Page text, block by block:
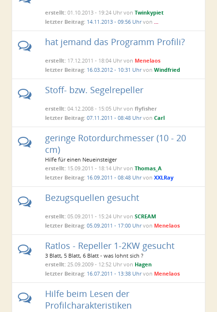
erstellt: 01.10.2013 - 19:24 Uhr vonTwinkypiet
letzter Beitrag: 14.11.2013 - 09:56 Uhrvon...
hat jemand das Programm Profili?
erstellt: 17.12.2011 - 18:04 Uhr von Menelaos
letzter Beitrag: 16.03.2012 - 10:31 UhrvonWindfried
Stoff- bzw. Segelrepeller
erstellt: 04.12.2008 - 15:05 Uhr vonflyfisher
letzter Beitrag: 07.11.2011 - 08:48 UhrvonCarl
geringe Rotordurchmesser (10 - 20
cm)
Hilfe für einen Neueinsteiger
erstellt: 15.09.2011 - 18:14 Uhr vonThomas_A
letzter Beitrag: 16.09.2011 - 08:48 UhrvonXXLRay
Bezugsquellen gesucht
erstellt: 05.09.2011 - 15:24 Uhr vonSCREAM
letzter Beitrag: 05.09.2011 - 17:00 Uhrvon Menelaos
Ratlos - Repeller 1-2KW gesucht
3 Blatt, 5 Blatt, 6 Blatt - was lohnt sich ?
erstellt: 25.09.2009 - 12:52 Uhr von Hagen
letzter Beitrag: 16.07.2011 - 13:38 Uhrvon Menelaos
Hilfe beim Lesen der
Profilcharakteristiken